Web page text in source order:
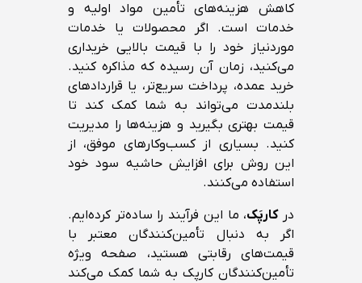
کاهش هزینه‌های تأمین مواد اولیه و
خدمات است. اگر محصولات یا خدمات
موردنیاز خود را با قیمت بالایی خریداری
می‌کنید، زمان آن رسیده که مذاکره کنید.
خرید عمده، پرداخت سریع‌تر، یا قراردادهای
بلندمدت می‌تواند به شما کمک کند تا
قیمت بهتری بگیرید و هزینه‌ها را مدیریت
کنید. بسیاری از کسب‌وکارهای موفق، از
این روش برای افزایش حاشیه سود خود
استفاده می‌کنند.
درکارپَک، ما این فرآیند را ساده‌تر کرده‌ایم.
اگر به دنبال تأمین‌کنندگان معتبر با
قیمت‌های رقابتی هستید، صفحه ویژه
تأمین‌کنندگان کارپک به شما کمک می‌کند